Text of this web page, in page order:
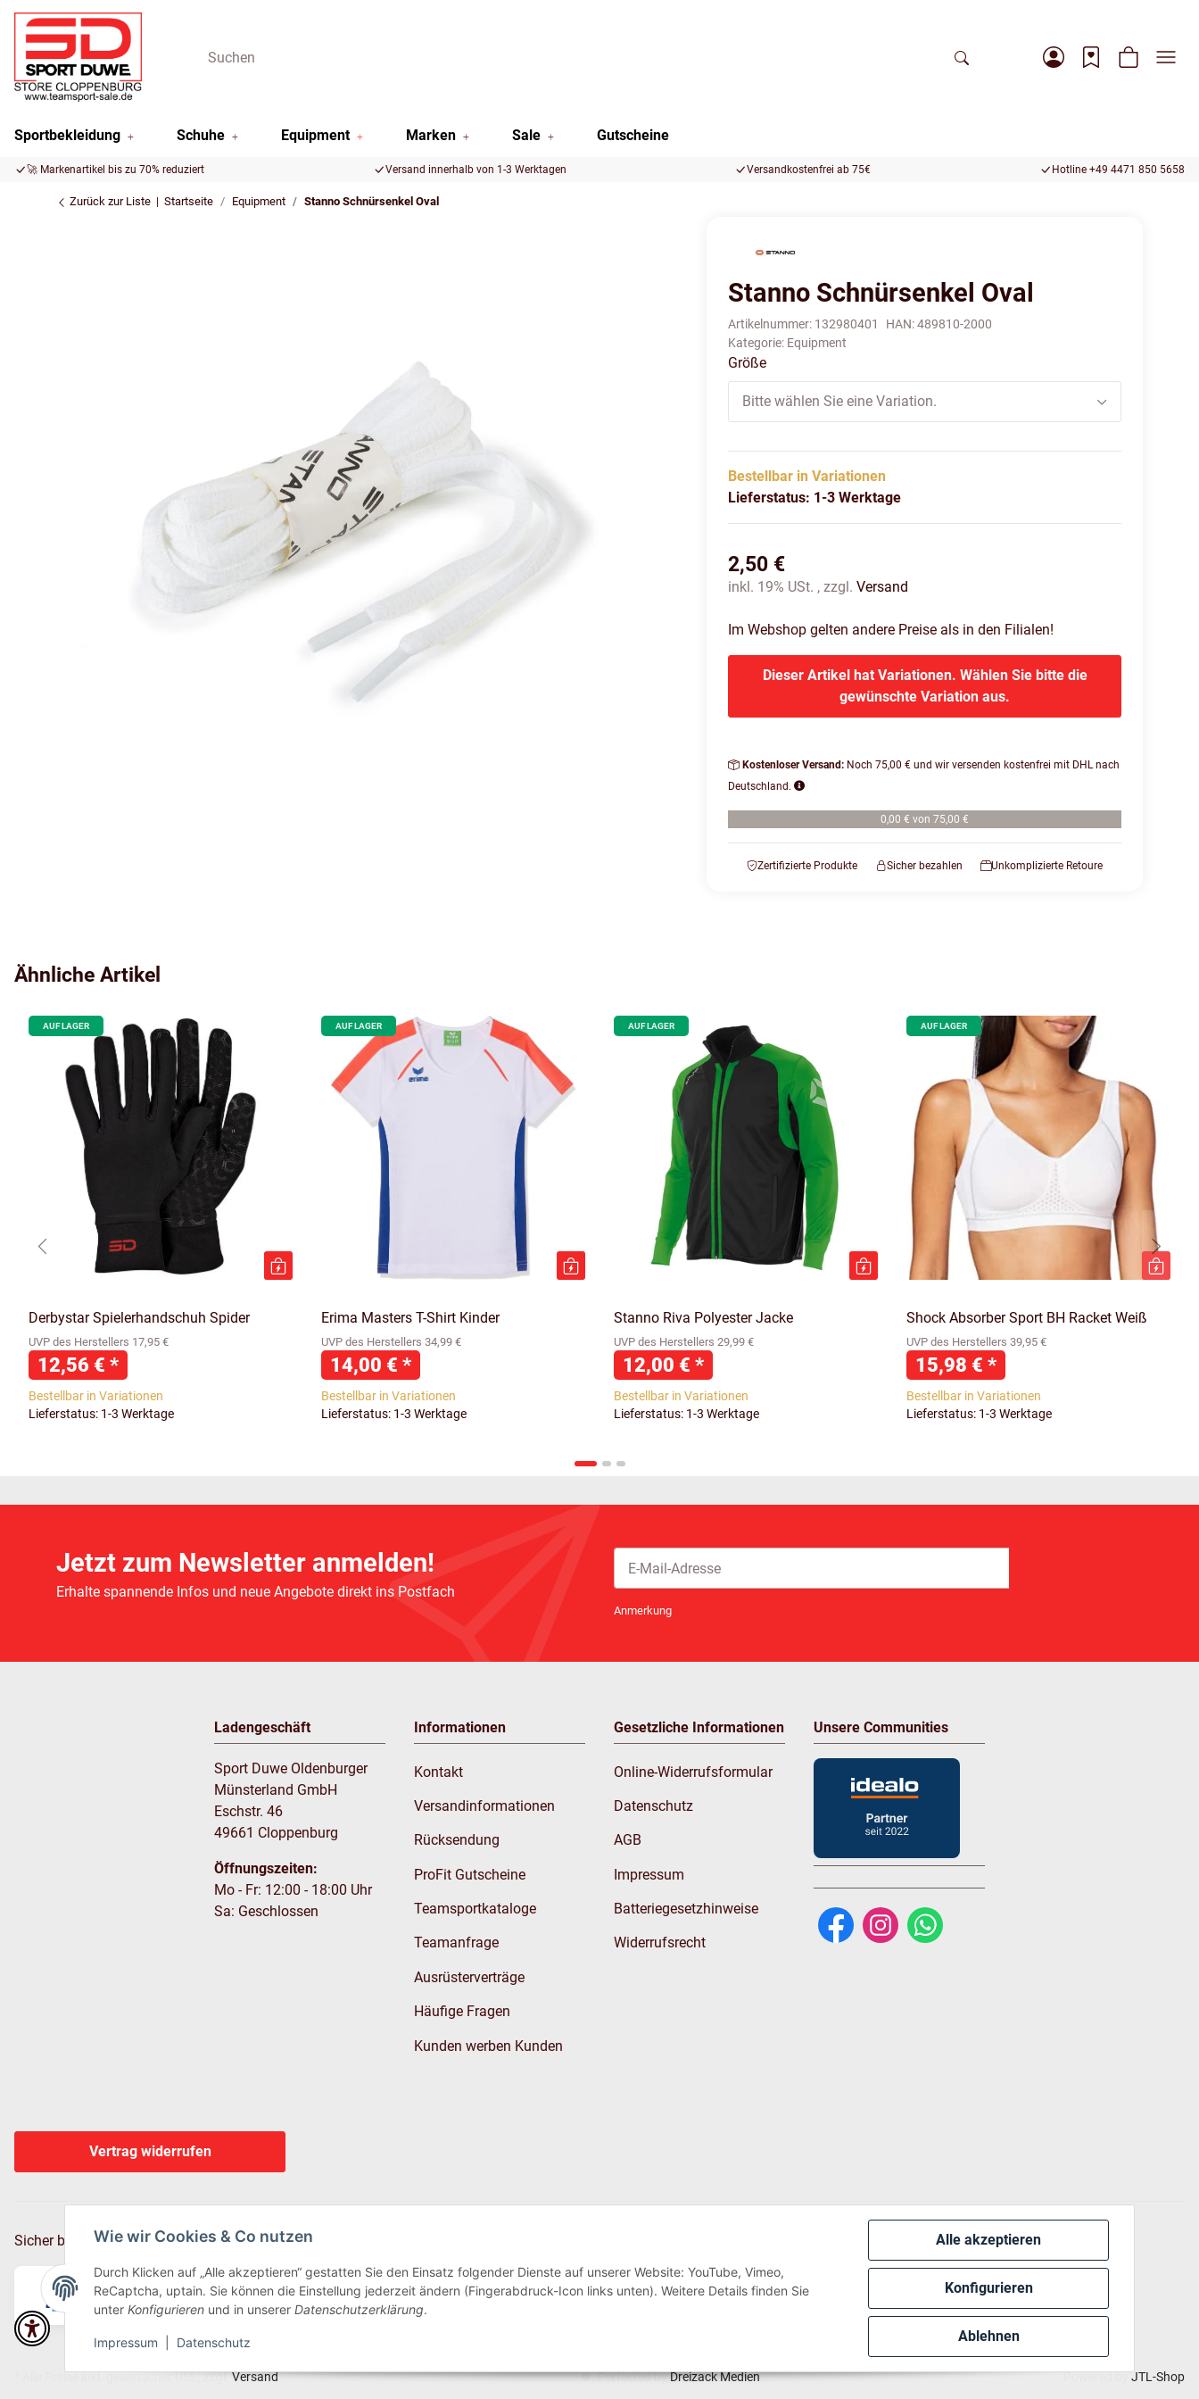
Alle akzeptieren
Konfigurieren
Ablehnen
Wie wir Cookies & Co nutzen
Durch Klicken auf „Alle akzeptieren“ gestatten Sie den Einsatz folgender Dienste auf unserer Website: YouTube, Vimeo,
ReCaptcha, uptain. Sie können die Einstellung jederzeit ändern (Fingerabdruck-Icon links unten). Weitere Details finden Sie
unter Konfigurieren und in unserer Datenschutzerklärung.
Impressum Datenschutz
Sportbekleidung Schuhe Equipment Marken Sale Gutscheine
🚀 Markenartikel bis zu 70% reduziert Versand innerhalb von 1-3 Werktagen Versandkostenfrei ab 75€ Hotline +49 4471 850 5658
Zurück zur Liste Startseite Equipment Stanno Schnürsenkel Oval
Stanno Schnürsenkel Oval
Artikelnummer: 132980401 HAN:489810-2000
Kategorie: Equipment
Größe
Bitte wählen Sie eine Variation.
Bestellbar in Variationen
Lieferstatus: 1-3 Werktage
2,50 €
inkl. 19% USt. , zzgl.Versand
Im Webshop gelten andere Preise als in den Filialen!
Dieser Artikel hat Variationen. Wählen Sie bitte die
gewünschte Variation aus.
Kostenloser Versand: Noch 75,00 € und wir versenden kostenfrei mit DHL nach
Deutschland.
0,00 € von 75,00 €
Zertifizierte Produkte Sicher bezahlen Unkomplizierte Retoure
Ähnliche Artikel
AUF LAGER
Derbystar Spielerhandschuh Spider
UVP des Herstellers 17,95 €
12,56 € *
Bestellbar in Variationen
Lieferstatus: 1-3 Werktage
AUF LAGER
Erima Masters T-Shirt Kinder
UVP des Herstellers 34,99 €
14,00 € *
Bestellbar in Variationen
Lieferstatus: 1-3 Werktage
AUF LAGER
Stanno Riva Polyester Jacke
UVP des Herstellers 29,99 €
12,00 € *
Bestellbar in Variationen
Lieferstatus: 1-3 Werktage
AUF LAGER
Shock Absorber Sport BH Racket Weiß
UVP des Herstellers 39,95 €
15,98 € *
Bestellbar in Variationen
Lieferstatus: 1-3 Werktage
Jetzt zum Newsletter anmelden!
Erhalte spannende Infos und neue Angebote direkt ins Postfach
Anmerkung
Ladengeschäft
Sport Duwe Oldenburger
Münsterland GmbH
Eschstr. 46
49661 Cloppenburg
Öffnungszeiten:
Mo - Fr: 12:00 - 18:00 Uhr
Sa: Geschlossen
Informationen
Kontakt
Versandinformationen
Rücksendung
ProFit Gutscheine
Teamsportkataloge
Teamanfrage
Ausrüsterverträge
Häufige Fragen
Kunden werben Kunden
Gesetzliche Informationen
Online-Widerrufsformular
Datenschutz
AGB
Impressum
Batteriegesetzhinweise
Widerrufsrecht
Unsere Communities
Vertrag widerrufen
Sicher bezahlen via:
* Alle Preise inkl. gesetzlicher USt., zzgl.Versand Perfected byDreizack Medien. JTL-Shop